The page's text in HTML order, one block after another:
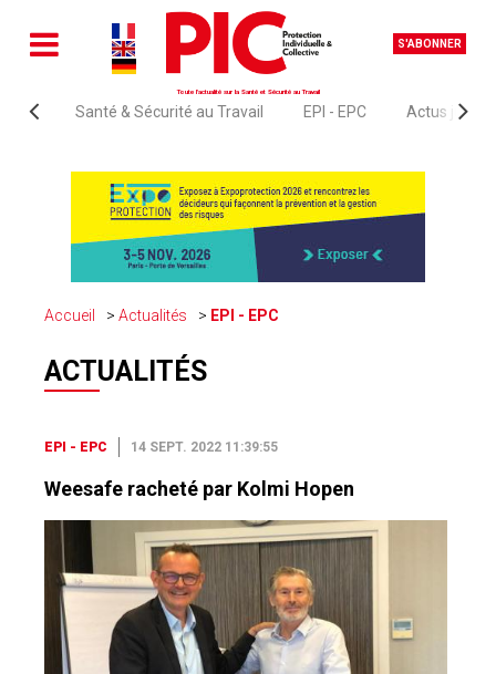
S'ABONNER
Toute l'actualité sur la Santé et Sécurité au Travail
Santé & Sécurité au Travail EPI - EPC Actus
Accueil Actualités EPI - EPC
ACTUALITÉS
EPI - EPC 14 SEPT. 2022 11:39:55
Weesafe racheté par Kolmi Hopen